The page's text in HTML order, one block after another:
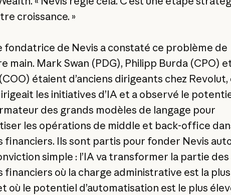
croissance. »
fondatrice de Nevis a constaté ce problème de
main. Mark Swan (PDG), Philipp Burda (CPO)
étaient d’anciens dirigeants chez Revolut,
les initiatives d’IA et a observé le
des grands modèles de langage pour
les opérations de middle et back-office
financiers. Ils sont partis pour fonder Nevis
simple : l’IA va transformer la partie des
financiers où la charge administrative est la plus
où le potentiel d’automatisation est le plus